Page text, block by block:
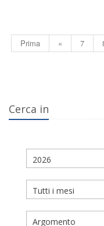
Prima « 7
Cerca in